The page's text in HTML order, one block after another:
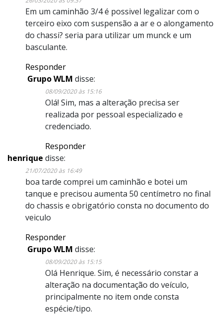
Em um caminhão 3/4 é possivel legalizar com o
terceiro eixo com suspensão a ar e o alongamento
do chassi? seria para utilizar um munck e um
basculante.
Responder
Grupo WLM disse:
08/09/2020 às 15:16
Olá! Sim, mas a alteração precisa ser
realizada por pessoal especializado e
credenciado.
Responder
henrique disse:
21/07/2020 às 16:49
boa tarde comprei um caminhão e botei um
tanque e precisou aumenta 50 centímetro no final
do chassis e obrigatório consta no documento do
veiculo
Responder
Grupo WLM disse:
08/09/2020 às 15:15
Olá Henrique. Sim, é necessário constar a
alteração na documentação do veículo,
principalmente no item onde consta
espécie/tipo.